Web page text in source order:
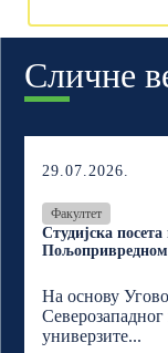
Сличне
29.07.2026.
Факултет
Студијска
На основу
универзите...